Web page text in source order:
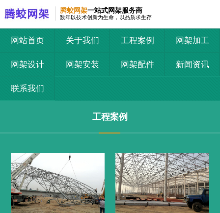
腾蛟网架一站式网架服务商
数年以技术创新为生命，以品质求生存
网站首页 关于我们 工程案例 网架加工
网架设计 网架安装 网架配件 新闻资讯
联系我们
工程案例